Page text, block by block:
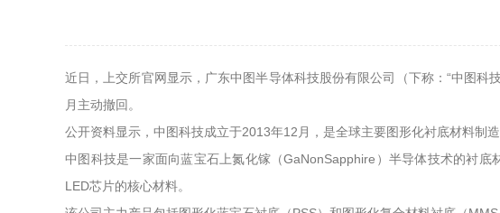
近日，上交所官网显示，广东中图半导体科技股份有限公司（下称：“中图
月主动撤回。
公开资料显示，中图科技成立于2013年12月，是全球主要图形化衬底材料制
中图科技是一家面向蓝宝石上氮化镓（GaNonSapphire）半导体技术的衬
LED芯片的核心材料。